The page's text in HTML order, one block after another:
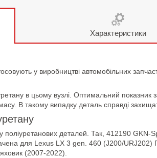
Характеристики
у виробництві автомобільних
в цьому вузлі. Оптимальний
В такому випадку деталь справді
деталей. Так, 412190 GKN-
для Lexus LX 3 gen. 460 (J200/
(2007-2022).